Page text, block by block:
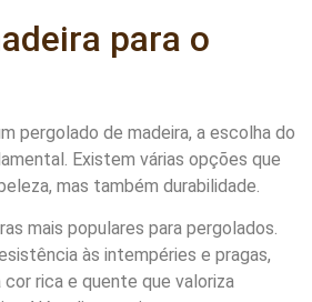
para o
pergolado de madeira, a escolha do
Existem várias opções que
mas também durabilidade.
mais populares para pergolados.
às intempéries e pragas,
rica e quente que valoriza